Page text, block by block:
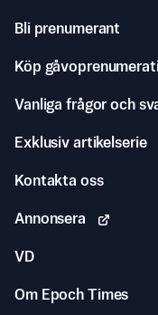
Bli prenumerant
Köp
Vanliga frågor och
Exklusiv artikelserie
Kontakta oss
Annonsera
VD
Om Epoch Times